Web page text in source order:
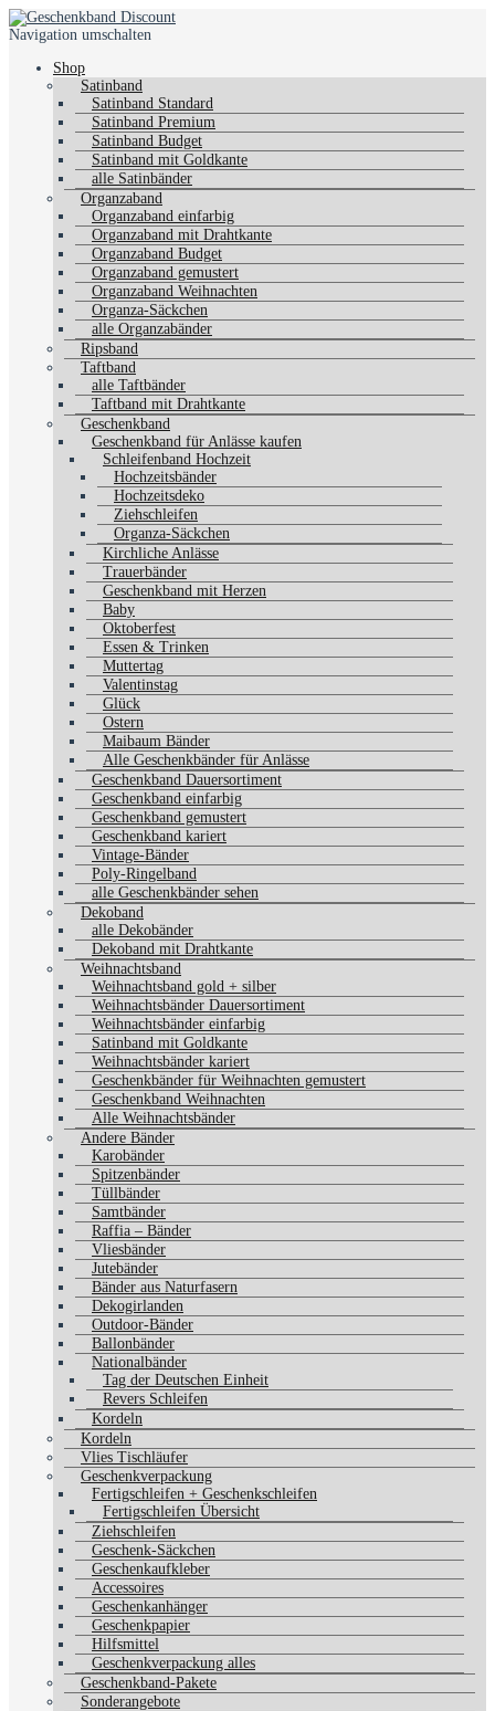
Navigation umschalten
Shop
Satinband
Satinband Standard
Satinband Premium
Satinband Budget
Satinband mit Goldkante
alle Satinbänder
Organzaband
Organzaband einfarbig
Organzaband mit Drahtkante
Organzaband Budget
Organzaband gemustert
Organzaband Weihnachten
Organza-Säckchen
alle Organzabänder
Ripsband
Taftband
alle Taftbänder
Taftband mit Drahtkante
Geschenkband
Geschenkband für Anlässe kaufen
Schleifenband Hochzeit
Hochzeitsbänder
Hochzeitsdeko
Ziehschleifen
Organza-Säckchen
Kirchliche Anlässe
Trauerbänder
Geschenkband mit Herzen
Baby
Oktoberfest
Essen & Trinken
Muttertag
Valentinstag
Glück
Ostern
Maibaum Bänder
Alle Geschenkbänder für Anlässe
Geschenkband Dauersortiment
Geschenkband einfarbig
Geschenkband gemustert
Geschenkband kariert
Vintage-Bänder
Poly-Ringelband
alle Geschenkbänder sehen
Dekoband
alle Dekobänder
Dekoband mit Drahtkante
Weihnachtsband
Weihnachtsband gold + silber
Weihnachtsbänder Dauersortiment
Weihnachtsbänder einfarbig
Satinband mit Goldkante
Weihnachtsbänder kariert
Geschenkbänder für Weihnachten gemustert
Geschenkband Weihnachten
Alle Weihnachtsbänder
Andere Bänder
Karobänder
Spitzenbänder
Tüllbänder
Samtbänder
Raffia – Bänder
Vliesbänder
Jutebänder
Bänder aus Naturfasern
Dekogirlanden
Outdoor-Bänder
Ballonbänder
Nationalbänder
Tag der Deutschen Einheit
Revers Schleifen
Kordeln
Kordeln
Vlies Tischläufer
Geschenkverpackung
Fertigschleifen + Geschenkschleifen
Fertigschleifen Übersicht
Ziehschleifen
Geschenk-Säckchen
Geschenkaufkleber
Accessoires
Geschenkanhänger
Geschenkpapier
Hilfsmittel
Geschenkverpackung alles
Geschenkband-Pakete
Sonderangebote